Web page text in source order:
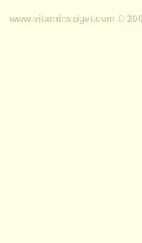
www.vitaminsziget.com ©